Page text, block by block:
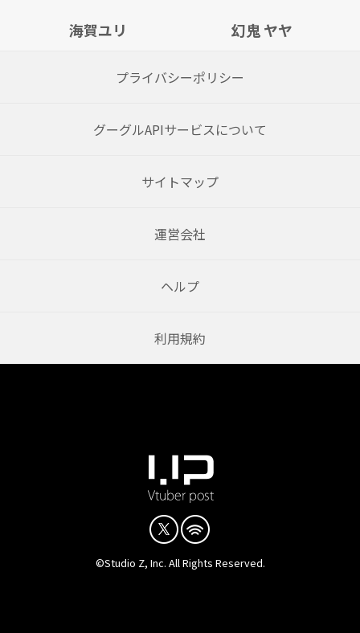
海賀ユリ 幻鬼 ヤヤ
プライバシーポリシー
グーグルAPIサービスについて
サイトマップ
運営会社
ヘルプ
利用規約
©Studio Z, Inc. All Rights Reserved.